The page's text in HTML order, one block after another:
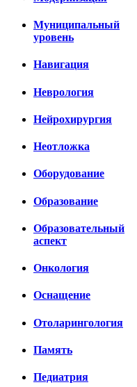
Муниципальный
уровень
Навигация
Неврология
Нейрохирургия
Неотложка
Оборудование
Образование
Образовательный
аспект
Онкология
Оснащение
Отоларингология
Память
Педиатрия